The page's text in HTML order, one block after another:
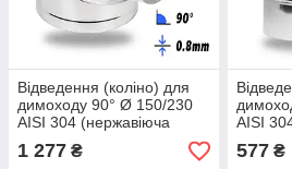
Відведення (коліно) для
димоходу 90° Ø 150/230
AISI 304 (нержавіюча
сталь 0.8 мм)
1 277 ₴
AISI
сталь
577₴